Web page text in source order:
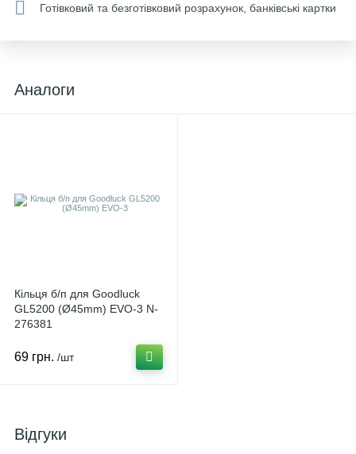
Готівковий та безготівковий розрахунок, банківські картки
Аналоги
Кільця б/п для Goodluck
GL5200 (Ø45mm) EVO-3 N-
276381
69 грн. /шт
Відгуки